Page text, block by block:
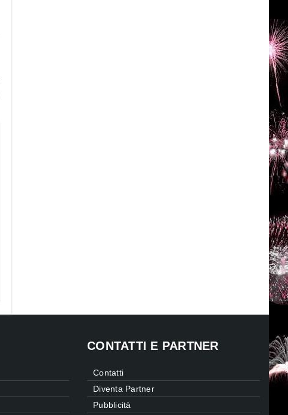
CONTATTI E PARTNER
Contatti
Diventa Partner
Pubblicità